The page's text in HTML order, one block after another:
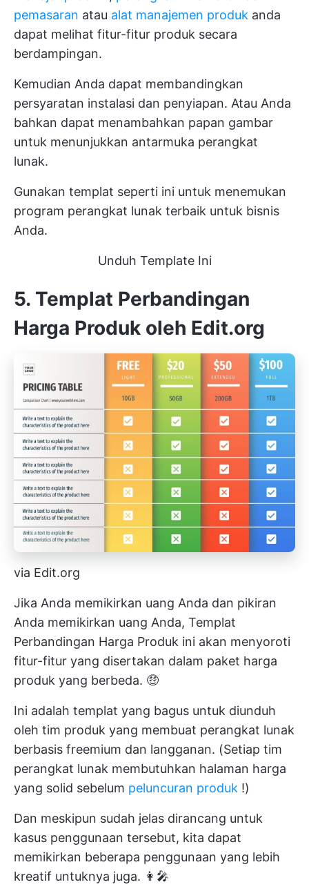
pemasaran atau alat manajemen produk anda
dapat melihat fitur-fitur produk secara
berdampingan.
Kemudian Anda dapat membandingkan
persyaratan instalasi dan penyiapan. Atau Anda
bahkan dapat menambahkan papan gambar
untuk menunjukkan antarmuka perangkat
lunak.
Gunakan templat seperti ini untuk menemukan
program perangkat lunak terbaik untuk bisnis
Anda.
Unduh Template Ini
5. Templat Perbandingan
Harga Produk oleh Edit.org
via Edit.org
Jika Anda memikirkan uang Anda dan pikiran
Anda memikirkan uang Anda, Templat
Perbandingan Harga Produk ini akan menyoroti
fitur-fitur yang disertakan dalam paket harga
produk yang berbeda. 🤑
Ini adalah templat yang bagus untuk diunduh
oleh tim produk yang membuat perangkat lunak
berbasis freemium dan langganan. (Setiap tim
perangkat lunak membutuhkan halaman harga
yang solid sebelum peluncuran produk !)
Dan meskipun sudah jelas dirancang untuk
kasus penggunaan tersebut, kita dapat
memikirkan beberapa penggunaan yang lebih
kreatif untuknya juga. 👩‍🎤